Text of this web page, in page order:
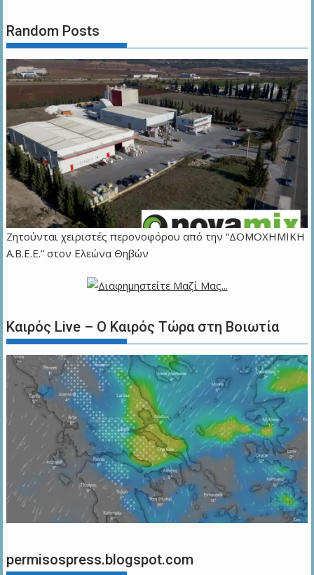
Random Posts
Ζητούνται χειριστές περονοφόρου από την “ΔΟΜΟΧΗΜΙΚΗ
Α.Β.Ε.Ε.” στον Ελεώνα Θηβών
Καιρός Live – Ο Καιρός Τώρα στη Βοιωτία
permisospress.blogspot.com